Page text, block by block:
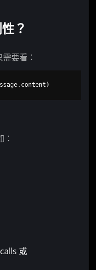
？
要看：
或